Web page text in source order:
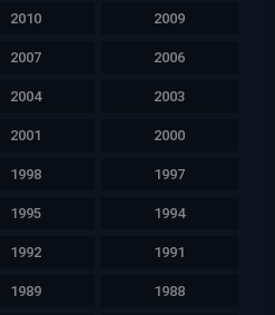
2010 2009
2007 2006
2004 2003
2001 2000
1998 1997
1995 1994
1992 1991
1989 1988